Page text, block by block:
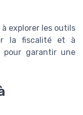
explorer les outils
la fiscalité et à
pour garantir une